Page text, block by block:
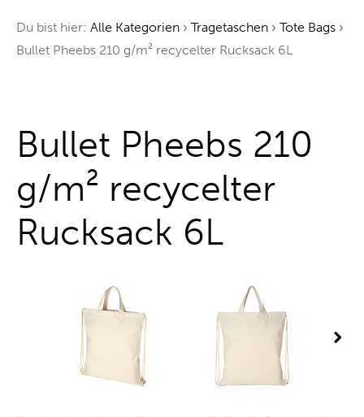
Ein Baum für jede Bestellung
Du bist hier: Alle Kategorien › Tragetaschen › Tote Bags ›
Bullet Pheebs 210 g/m² recycelter Rucksack 6L
Bullet Pheebs 210
g/m² recycelter
Rucksack 6L